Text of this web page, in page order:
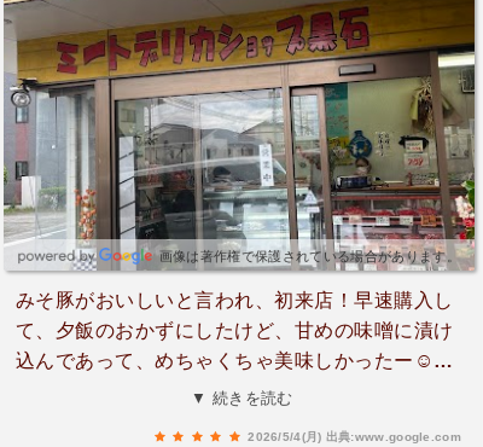
画像は著作権で保護されている場合があります。
みそ豚がおいしいと言われ、初来店！早速購入し
て、夕飯のおかずにしたけど、甘めの味噌に漬け
込んであって、めちゃくちゃ美味しかったー☺️他
にお惣菜もあったり、加工品もうってあり、次は
▼ 続きを読む
2026/5/4(月) 出典:www.google.com